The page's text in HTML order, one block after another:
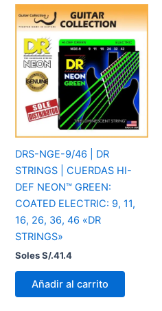
DRS-NGE-9/46 | DR
STRINGS | CUERDAS HI-
DEF NEON™ GREEN:
COATED ELECTRIC: 9, 11,
16, 26, 36, 46 «DR
STRINGS»
Soles S/.41.4
Añadir al carrito